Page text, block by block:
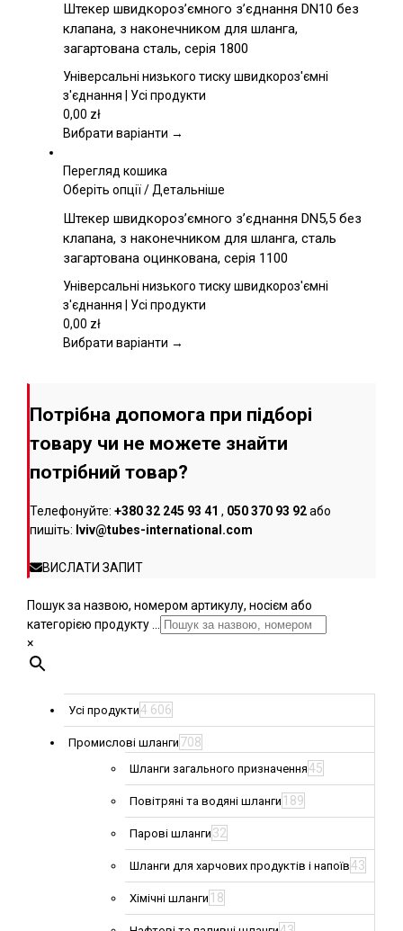
має
кілька
варіантів.
Параметри
можна
на
товару
Штекер швидкороз’ємного з’єднання DN10 без
клапана, з наконечником для шланга,
загартована сталь, серія 1800
Універсальні низького тиску швидкороз'ємні
з'єднання | Усі продукти
0,00 zł
Вибрати варіанти →
Перегляд кошика
Оберіть опціїЦей
має
кілька
варіантів.
Параметри
можна
на
/Детальніше
Штекер швидкороз’ємного з’єднання DN5,5 без
клапана, з наконечником для шланга, сталь
загартована оцинкована, серія 1100
Універсальні низького тиску швидкороз'ємні
з'єднання | Усі продукти
0,00 zł
Вибрати варіанти →
Потрібна допомога при підборі
товару чи не можете знайти
потрібний товар?
Телефонуйте: +380 32 245 93 41 , 050 370 93 92або
пишіть: lviv@tubes-international.com
ВИСЛАТИ ЗАПИТ
Пошук за назвою, номером артикулу, носієм або
категорією продукту ...
×
Усі продукти4 606
Промислові шланги 708
Шланги загального призначення45
Повітряні та водяні шланги 189
Парові шланги 32
Шланги для харчових продуктів і напоїв43
Хімічні шланги 18